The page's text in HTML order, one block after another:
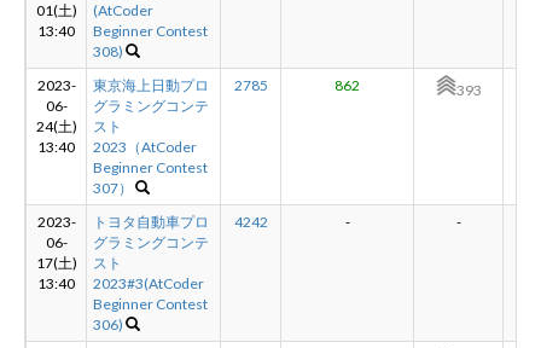
01(土)
13:40
(AtCoder
Beginner Contest
308)
2023-
06-
24(土)
13:40
東京海上日動プロ
グラミングコンテ
スト
2023（AtCoder
Beginner Contest
307）
2785 862 393
2023-
06-
17(土)
13:40
トヨタ自動車プロ
グラミングコンテ
スト
2023#3(AtCoder
Beginner Contest
306)
4242 - -